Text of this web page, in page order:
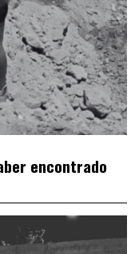
encontrado